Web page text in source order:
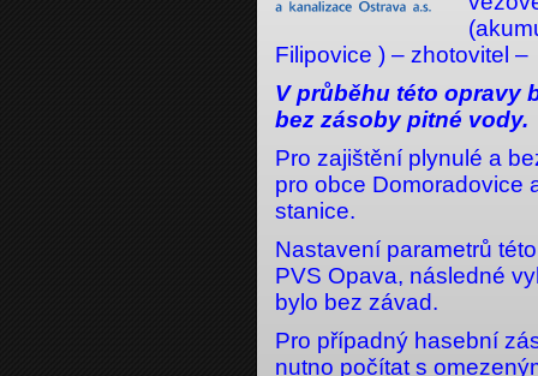
Filipovice ) – zhotovitel
V průběhu této opravy
bez zásoby pitné vody.
Pro zajištění plynulé a
pro obce Domoradovice
stanice.
Nastavení parametrů
PVS Opava, následné
bylo bez závad.
Pro případný hasební
nutno počítat s